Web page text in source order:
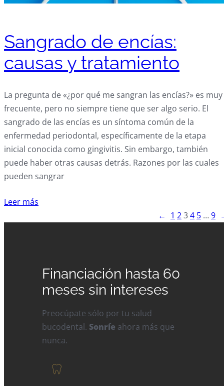
Sangrado de encías:
causas y tratamiento
La pregunta de «¿por qué me sangran las encías?» es muy
frecuente, pero no siempre tiene que ser algo serio. El
sangrado de las encías es un síntoma común de la
enfermedad periodontal, específicamente de la etapa
inicial conocida como gingivitis. Sin embargo, también
puede haber otras causas detrás. Razones por las cuales
pueden sangrar
Leer más
← 1 234 5 …9
Financiación hasta 60
meses sin intereses
Preocúpate sólo por tu salud
bucodental. Sonríe ahora más que
nunca.